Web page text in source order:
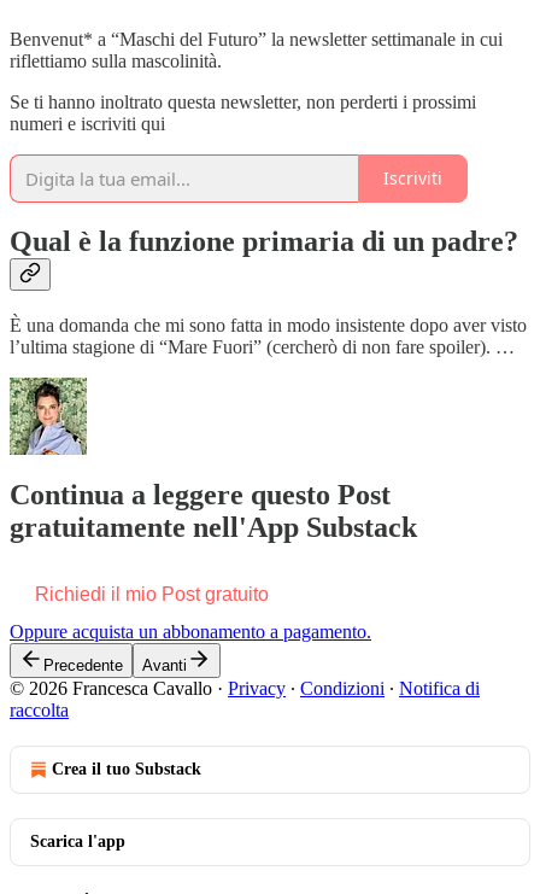
Benvenut* a “Maschi del Futuro” la newsletter settimanale in cui
riflettiamo sulla mascolinità.
Se ti hanno inoltrato questa newsletter, non perderti i prossimi
numeri e iscriviti qui
Iscriviti
Qual è la funzione primaria di un padre?
È una domanda che mi sono fatta in modo insistente dopo aver visto
l’ultima stagione di “Mare Fuori” (cercherò di non fare spoiler). …
Continua a leggere questo Post
gratuitamente nell'App Substack
Richiedi il mio Post gratuito
Oppure acquista un abbonamento a pagamento.
Precedente Avanti
© 2026 Francesca Cavallo · Privacy ∙ Condizioni ∙ Notifica di
raccolta
Crea il tuo Substack
Scarica l'app